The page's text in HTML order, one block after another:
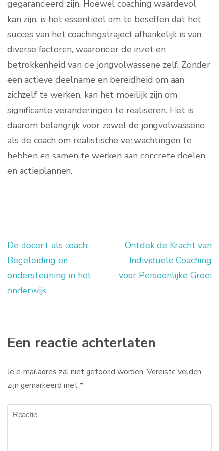
gegarandeerd zijn. Hoewel coaching waardevol
kan zijn, is het essentieel om te beseffen dat het
succes van het coachingstraject afhankelijk is van
diverse factoren, waaronder de inzet en
betrokkenheid van de jongvolwassene zelf. Zonder
een actieve deelname en bereidheid om aan
zichzelf te werken, kan het moeilijk zijn om
significante veranderingen te realiseren. Het is
daarom belangrijk voor zowel de jongvolwassene
als de coach om realistische verwachtingen te
hebben en samen te werken aan concrete doelen
en actieplannen.
Berichtnavigatie
De docent als coach:
Begeleiding en
ondersteuning in het
onderwijs
Ontdek de Kracht van
Individuele Coaching
voor Persoonlijke Groei
Een reactie achterlaten
Je e-mailadres zal niet getoond worden. Vereiste velden
zijn gemarkeerd met*
Reactie